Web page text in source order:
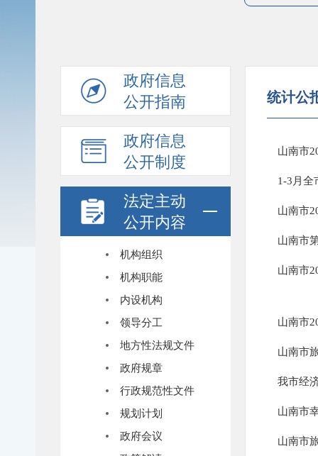
政府信息
公开指南
政府信息
公开制度
法定主动
公开内容
机构组织
机构职能
内设机构
领导分工
地方性法规文件
政府规章
行政规范性文件
规划计划
政府会议
统计公
山南市
1-3月全
山南市
山南市
山南市
山南市
山南市
我市经
山南市
山南市